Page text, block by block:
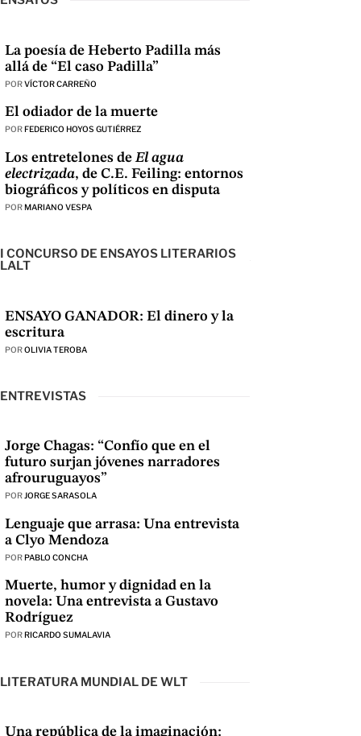
La poesía de Heberto Padilla más
allá de “El caso Padilla”
PORVÍCTOR CARREÑO
El odiador de la muerte
POR FEDERICO HOYOS GUTIÉRREZ
Los entretelones deEl agua
electrizada, de C.E. Feiling: entornos
biográficos y políticos en disputa
PORMARIANO VESPA
I CONCURSO DE ENSAYOS LITERARIOS
LALT
ENSAYO GANADOR: El dinero y la
escritura
POROLIVIA TEROBA
ENTREVISTAS
Jorge Chagas: “Confío que en el
futuro surjan jóvenes narradores
afrouruguayos”
POR JORGE SARASOLA
Lenguaje que arrasa: Una entrevista
a Clyo Mendoza
PORPABLO CONCHA
Muerte, humor y dignidad en la
novela: Una entrevista a Gustavo
Rodríguez
POR RICARDO SUMALAVIA
LITERATURA MUNDIAL DE WLT
Una república de la imaginación: